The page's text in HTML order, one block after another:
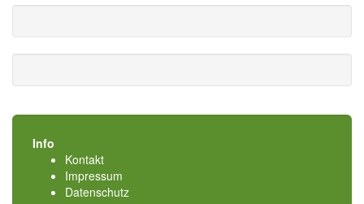
Info
Kontakt
Impressum
Datenschutz